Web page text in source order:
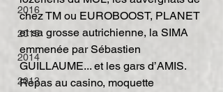
2016
2015
2014
2013
chez TM ou EUROBOOST, PLANET
et sa grosse autrichienne, la SIMA
emmenée par Sébastien
GUILLAUME... et les gars d’AMIS.
Repas au casino, moquette